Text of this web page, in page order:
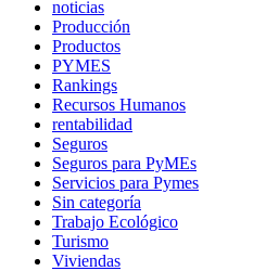
noticias
Producción
Productos
PYMES
Rankings
Recursos Humanos
rentabilidad
Seguros
Seguros para PyMEs
Servicios para Pymes
Sin categoría
Trabajo Ecológico
Turismo
Viviendas